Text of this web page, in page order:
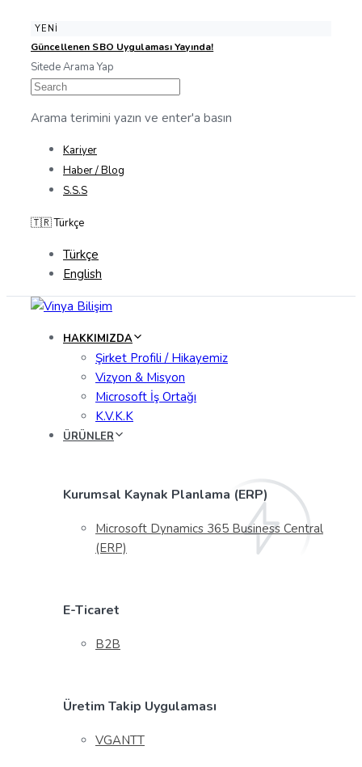
content
YENİ
Güncellenen SBO Uygulaması Yayında!
Sitede Arama Yap
Arama terimini yazın ve enter'a basın
Kariyer
Haber / Blog
S.S.S
🇹🇷 Türkçe
Türkçe
English
HAKKIMIZDA
Şirket Profili / Hikayemiz
Vizyon & Misyon
Microsoft İş Ortağı
K.V.K.K
ÜRÜNLER
Kurumsal Kaynak Planlama (ERP)
Microsoft Dynamics 365 Business Central
(ERP)
E-Ticaret
B2B
Üretim Takip Uygulaması
VGANTT